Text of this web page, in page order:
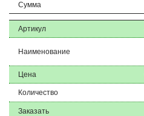
Сумма
Артикул
Наименование
Цена
Количество
Заказать